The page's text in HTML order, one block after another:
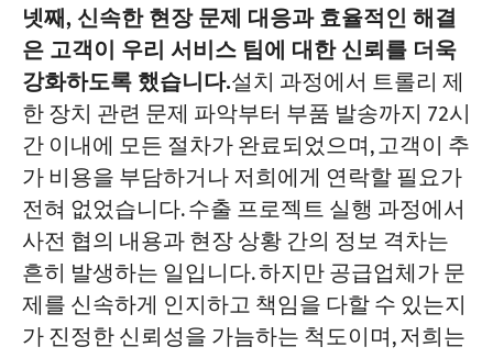
넷째, 신속한 현장 문제 대응과 효율적인 해결
은 고객이 우리 서비스 팀에 대한 신뢰를 더욱
강화하도록 했습니다.설치 과정에서 트롤리 제
한 장치 관련 문제 파악부터 부품 발송까지 72시
간 이내에 모든 절차가 완료되었으며, 고객이 추
가 비용을 부담하거나 저희에게 연락할 필요가
전혀 없었습니다. 수출 프로젝트 실행 과정에서
사전 협의 내용과 현장 상황 간의 정보 격차는
흔히 발생하는 일입니다. 하지만 공급업체가 문
제를 신속하게 인지하고 책임을 다할 수 있는지
가 진정한 신뢰성을 가늠하는 척도이며, 저희는